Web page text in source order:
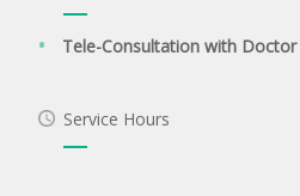
Tele-Consultation with Doctor
Service Hours